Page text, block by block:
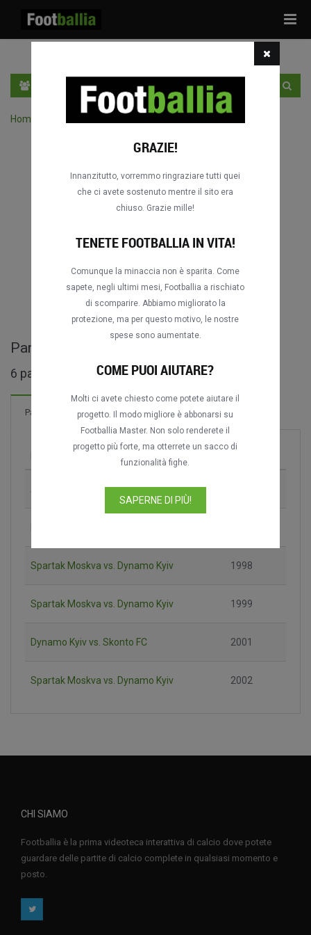
Home
Partite complete di CIS Cup / Kubok SNG
6 partite trovate
Partite Nuovo! 6 Reti
Alania Vladikavkaz vs. Dynamo Kyiv
Spartak Moskva vs. Dynamo Kyiv 1998
Spartak Moskva vs. Dynamo Kyiv 1999
Dynamo Kyiv vs. Skonto FC 2001
Spartak Moskva vs. Dynamo Kyiv 2002
CHI SIAMO
Footballia è la prima videoteca interattiva di calcio dove potete
guardare delle partite di calcio complete in qualsiasi momento e
posto.
GRAZIE!
Innanzitutto, vorremmo ringraziare tutti quei
che ci avete sostenuto mentre il sito era
chiuso. Grazie mille!
TENETE FOOTBALLIA IN VITA!
Comunque la minaccia non è sparita. Come
sapete, negli ultimi mesi, Footballia a rischiato
di scomparire. Abbiamo migliorato la
protezione, ma per questo motivo, le nostre
spese sono aumentate.
COME PUOI AIUTARE?
Molti ci avete chiesto come potete aiutare il
progetto. Il modo migliore è abbonarsi su
Footballia Master. Non solo renderete il
progetto più forte, ma otterrete un sacco di
funzionalità fighe.
SAPERNE DI PIÙ!